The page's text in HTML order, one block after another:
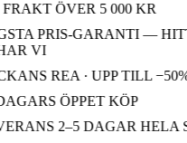
ÖVER 5 000 KR
PRIS-GARANTI —
VI
REA · UPP TILL −50%
ÖPPET KÖP
2–5 DAGAR HELA